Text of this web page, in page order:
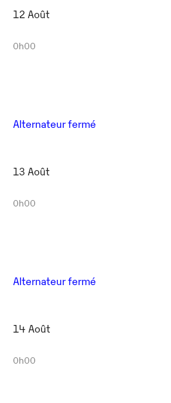
12 Août
0h00
Alternateur fermé
13 Août
0h00
Alternateur fermé
14 Août
0h00